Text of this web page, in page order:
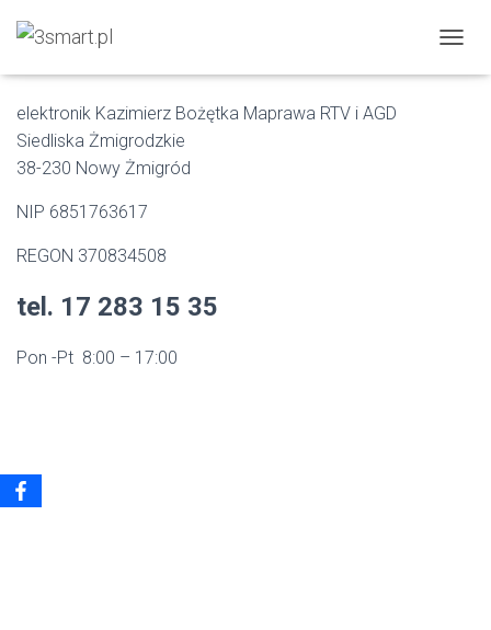
Kontakt
elektronik Kazimierz Bożętka Maprawa RTV i AGD
Siedliska Żmigrodzkie
38-230 Nowy Żmigród
NIP 6851763617
REGON 370834508
tel. 17 283 15 35
Pon -Pt 8:00 – 17:00